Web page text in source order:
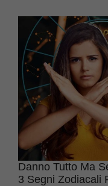
Danno Tutto Ma
3 Segni Zodiacali